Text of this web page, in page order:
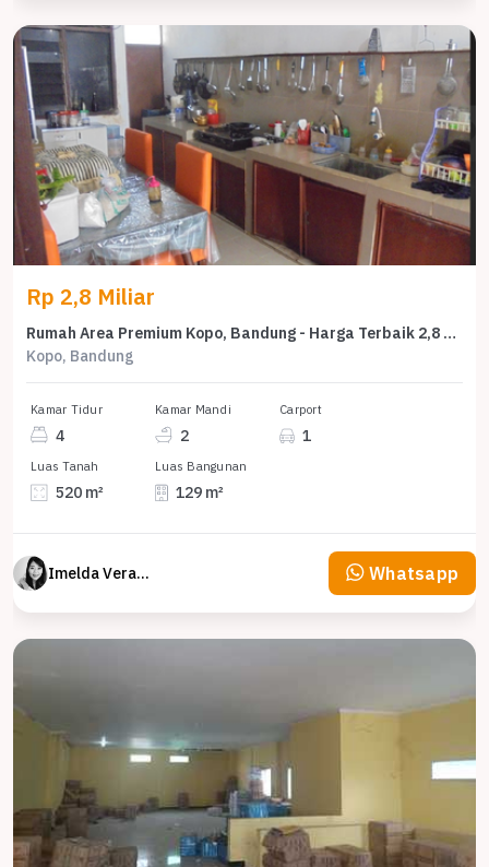
Rp 2,8 Miliar
Rumah Area Premium Kopo, Bandung - Harga Terbaik 2,8 Miliar
Kopo, Bandung
Kamar Tidur
4
Kamar Mandi
2
Carport
1
Luas Tanah
520 m²
Luas Bangunan
129 m²
Imelda Veranika Whatsapp